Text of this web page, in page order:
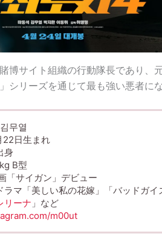
博サイト組織の行動隊長であり、
シリーズを通じて最も強い悪者に
무열
22日生まれ
身
B型
「サイガン」デビュー
ラマ「美しい私の花嫁」「バッドガ
リーナ 」など
m00ut